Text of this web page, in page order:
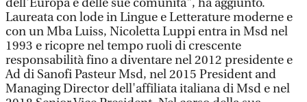
dell'Europa e delle sue comunità", ha aggiunto.
Laureata con lode in Lingue e Letterature moderne e
con un Mba Luiss, Nicoletta Luppi entra in Msd nel
1993 e ricopre nel tempo ruoli di crescente
responsabilità fino a diventare nel 2012 presidente e
Ad di Sanofi Pasteur Msd, nel 2015 President and
Managing Director dell'affiliata italiana di Msd e nel